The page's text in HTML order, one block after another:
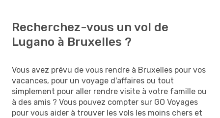
Recherchez-vous un vol de
Lugano à Bruxelles ?
Vous avez prévu de vous rendre à Bruxelles pour vos
vacances, pour un voyage d'affaires ou tout
simplement pour aller rendre visite à votre famille ou
à des amis ? Vous pouvez compter sur GO Voyages
pour vous aider à trouver les vols les moins chers et